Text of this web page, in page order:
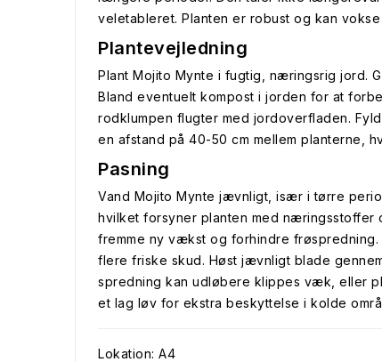
veletableret. Planten er robust og kan
Plantevejledning
Plant Mojito Mynte i fugtig, næringsrig jord.
Bland eventuelt kompost i jorden for at
rodklumpen flugter med jordoverfladen.
en afstand på 40-50 cm mellem planterne,
Pasning
Vand Mojito Mynte jævnligt, især i tørre
hvilket forsyner planten med
fremme ny vækst og forhindre
flere friske skud. Høst jævnligt blade
spredning kan udløbere klippes væk, eller
et lag løv for ekstra beskyttelse i kolde
Lokation: A4